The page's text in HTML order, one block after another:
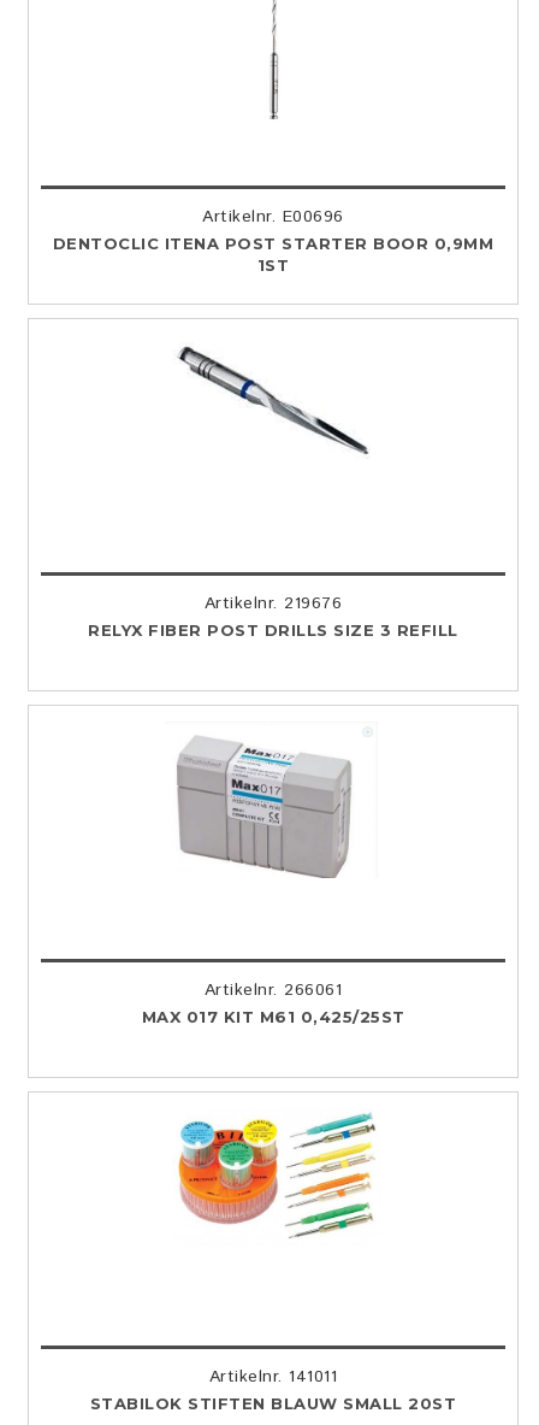
Artikelnr. E00696
DENTOCLIC ITENA POST STARTER BOOR 0,9MM
1ST
Artikelnr. 219676
RELYX FIBER POST DRILLS SIZE 3 REFILL
Artikelnr. 266061
MAX 017 KIT M61 0,425/25ST
Artikelnr. 141011
STABILOK STIFTEN BLAUW SMALL 20ST